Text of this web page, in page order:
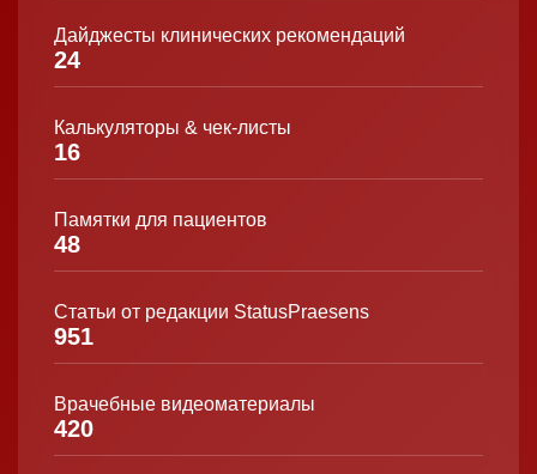
Дайджесты клинических рекомендаций
24
Калькуляторы & чек-листы
16
Памятки для пациентов
48
Статьи от редакции StatusPraesens
951
Врачебные видеоматериалы
420